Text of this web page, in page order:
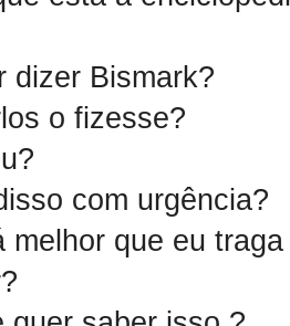
dizer Bismark?
o fizesse?
com urgência?
melhor que eu